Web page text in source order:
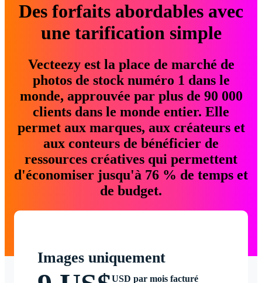
Des forfaits abordables avec
une tarification simple
Vecteezy est la place de marché de
photos de stock numéro 1 dans le
monde, approuvée par plus de 90 000
clients dans le monde entier. Elle
permet aux marques, aux créateurs et
aux conteurs de bénéficier de
ressources créatives qui permettent
d'économiser jusqu'à 76 % de temps et
de budget.
Images uniquement
USD par mois facturé